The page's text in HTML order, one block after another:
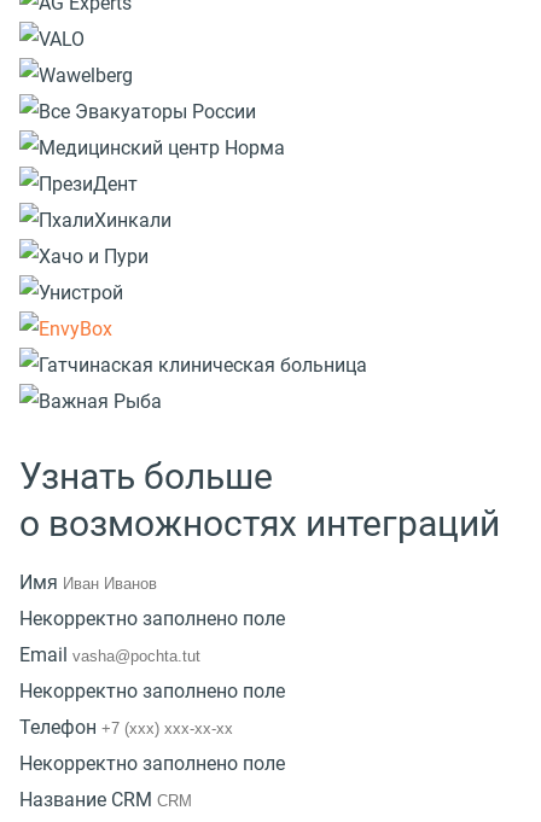
Узнать больше
о возможностях интеграций
Имя
Некорректно заполнено поле
Email
Некорректно заполнено поле
Телефон
Некорректно заполнено поле
Название CRM